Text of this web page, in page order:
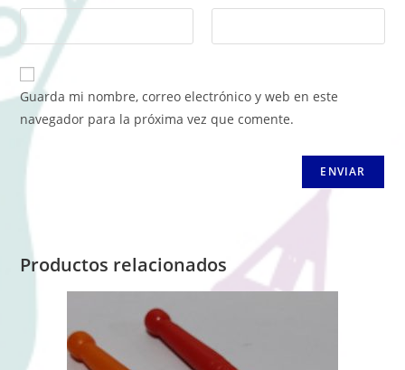
Guarda mi nombre, correo electrónico y web en este
navegador para la próxima vez que comente.
Productos relacionados